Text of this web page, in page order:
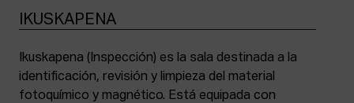
IKUSKAPENA
Ikuskapena (Inspección) es la sala destinada a la
identificación, revisión y limpieza del material
fotoquímico y magnético. Está equipada con